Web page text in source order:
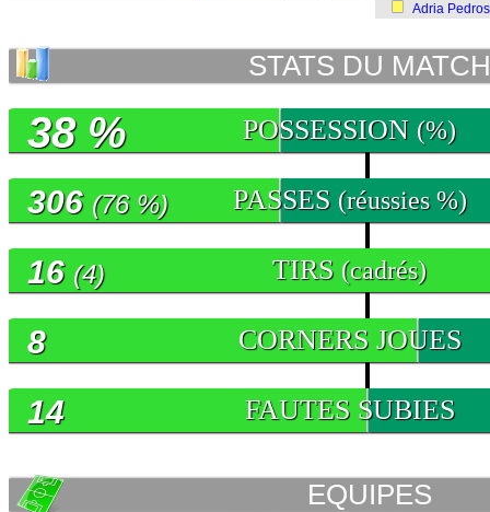
Adria
STATS DU MATCH
POSSESSION (%)
38 %
PASSES (réussies %)
306 (76 %)
TIRS (cadrés)
16 (4)
CORNERS JOUES
8
FAUTES SUBIES
14
EQUIPES